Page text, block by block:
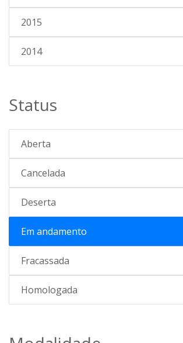
2015
2014
Status
Aberta
Cancelada
Deserta
Em andamento
Fracassada
Homologada